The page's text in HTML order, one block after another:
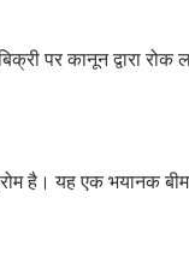
पर कानून द्वारा रोक
है। यह एक भयानक